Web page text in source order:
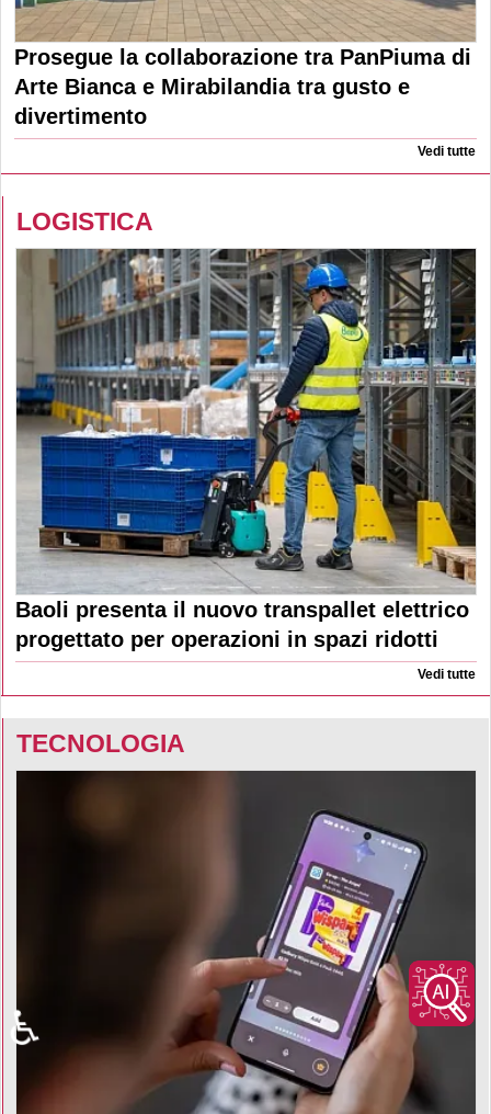
Prosegue la collaborazione tra PanPiuma di
Arte Bianca e Mirabilandia tra gusto e
divertimento
Vedi tutte
LOGISTICA
Baoli presenta il nuovo transpallet elettrico
progettato per operazioni in spazi ridotti
Vedi tutte
TECNOLOGIA